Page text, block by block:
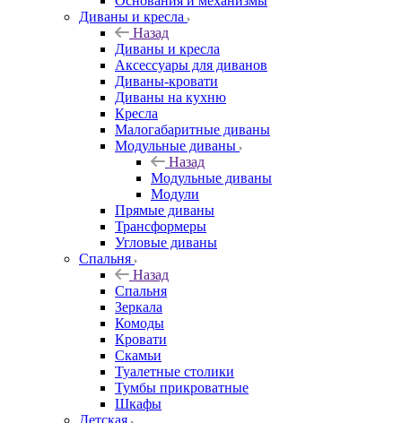
Диваны и кресла
Назад
Диваны и кресла
Аксессуары для диванов
Диваны-кровати
Диваны на кухню
Кресла
Малогабаритные диваны
Модульные диваны
Назад
Модульные диваны
Модули
Прямые диваны
Трансформеры
Угловые диваны
Спальня
Назад
Спальня
Зеркала
Комоды
Кровати
Скамьи
Туалетные столики
Тумбы прикроватные
Шкафы
Детская